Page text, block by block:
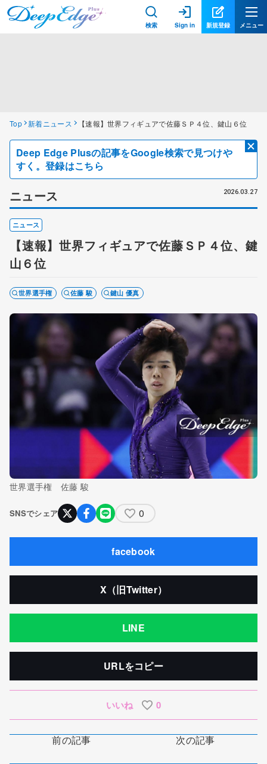
検索 Sign in 新規登録 メニュー
Top 新着ニュース 【速報】世界フィギュアで佐藤ＳＰ４位、鍵山６位
Deep Edge Plusの記事をGoogle検索で見つけや
すく。登録はこちら
ニュース 2026.03.27
ニュース
【速報】世界フィギュアで佐藤ＳＰ４位、鍵
山６位
世界選手権 佐藤 駿 鍵山 優真
世界選手権 佐藤 駿
SNSでシェア 0
facebook
X（旧Twitter）
LINE
URLをコピー
いいね 0
前の記事 次の記事